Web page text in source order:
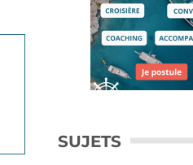
SUJETS